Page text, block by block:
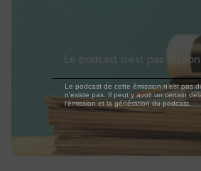
Le podcast n'est pas
Le podcast de cette émission n'est pas
n'existe pas. Il peut y avoir un certain
l'émission et la génération du podcast.